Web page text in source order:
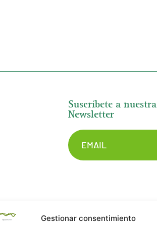
Gestionar consentimiento
Suscríbete a nuestra
Newsletter